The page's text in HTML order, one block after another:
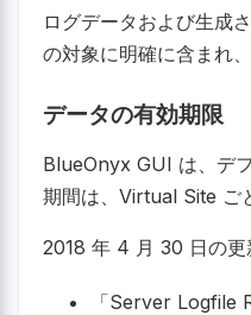
ログデータおよび生成
の対象に明確に含まれ
データの有効期限
BlueOnyx GUI は、デ
期間は、Virtual Site ご
2018 年 4 月 30 日の更
「Server Logfile